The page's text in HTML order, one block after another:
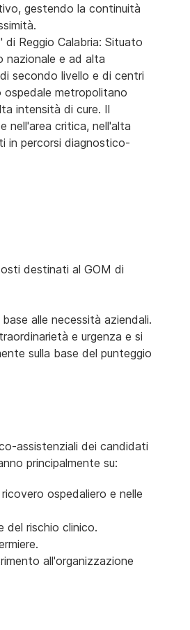
gestendo la continuità
Reggio Calabria: Situato
nazionale e ad alta
secondo livello e di centri
ospedale metropolitano
intensità di cure. Il
nell'area critica, nell'alta
in percorsi diagnostico-
destinati al GOM di
alle necessità aziendali.
e urgenza e si
sulla base del punteggio
assistenziali dei candidati
principalmente su:
ospedaliero e nelle
del rischio clinico.
all'organizzazione